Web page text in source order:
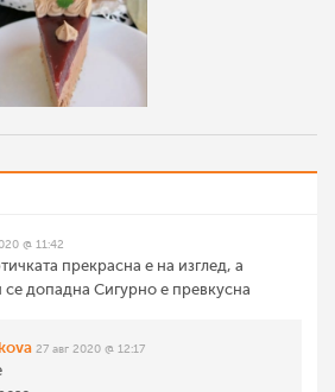
@ 11:42
прекрасна е на изглед, а
се допадна Сигурно е превкусна
27 авг 2020 @ 12:17